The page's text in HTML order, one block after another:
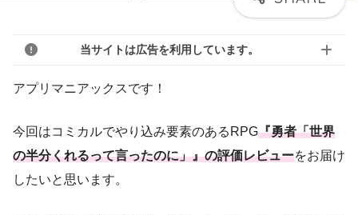
当サイトは広告を利用しています。
アプリマニアックスです！
今回はコミカルでやり込み要素のあるRPG『勇者「世界
の半分くれるって言ったのに」』の評価レビューをお届け
したいと思います。